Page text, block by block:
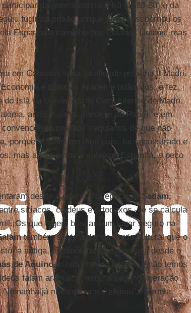
da guerra contra o Irã (1980-88) e da
fugir da prisão porque seu pai subornou os
Espanha a caminho dos Estados Unidos, mas
em Cobenha, uma localidade próxima a Madri.
e Estudos Árabes e Islâmicos, e fez
do Islã na Universidade Complutense de Madri.
antiquíssima, obedece ao Papa), e em
os cristãos iraquianos de que não
porque eu sofri em meu país, fui sequestrado e
mas agora estou a salvo na Espanha, e peço
desde a guerra. Na época deSadam,
siríacos, caldeus e ortodoxos – e se calcula
Os que fogem buscam um lugar seguro na
também sente a dor da perda cultural que o
antiga, estamos na Mesopotâmia desde o
de Aquino, o Islã chegou depois, e não temos
falam aramaico, mas “a segunda geração
já não conhece o idioma”, lamenta.